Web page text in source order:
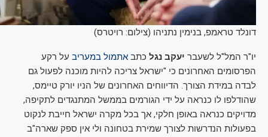
דונלד טראמפ, בנימין נתניהו (צילום: רויטרס)
יו"ר המל"ל לשעבר יעקב נגל כתב אתמול במעריב על רקע
הפרסומים האחרונים כי "ישראל צריכה להיות מוכנה לפעול גם
לבדה במידת הצורך. הדיווחים האחרונים של הניו יורק טיימס,
שהודלפו לו כנראה על ידי הגורמים בממשל המתנגדים לתקיפה,
מדויקים כנראה באופן חלקי, אך בכל מקרה ישראל חייבת לנקוט
בפעולות הנדרשות לצורך שמירת בטחונה ולי אין ספק שארה"ב